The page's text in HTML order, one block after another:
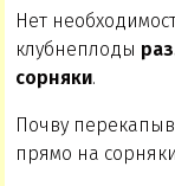
Нет
клубнеплоды
сорняки.
Почву
прямо на сорняки